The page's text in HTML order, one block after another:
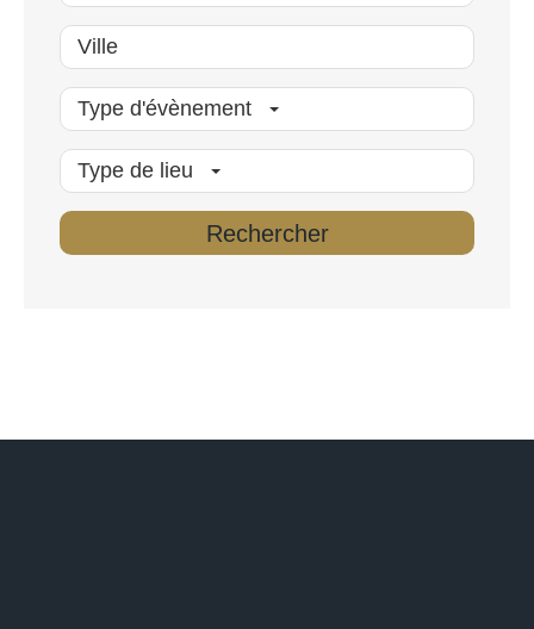
Type d'évènement
Type de lieu